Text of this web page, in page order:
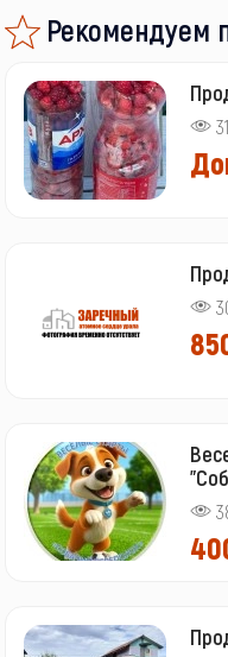
Рекомендуем
31